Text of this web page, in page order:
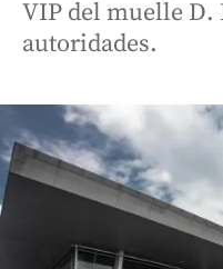
VIP del muelle D.
autoridades.